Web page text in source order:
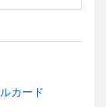
カード